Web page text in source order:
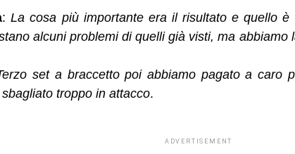
: La cosa più importante era il risultato e quello
alcuni problemi di quelli già visti, ma abbiamo
set a braccetto poi abbiamo pagato a caro
troppo in attacco.
ADVERTISEMENT